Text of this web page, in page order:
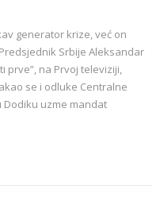
generator krize, već on
Srbije Aleksandar
prve”, na Prvoj televiziji,
se i odluke Centralne
Dodiku uzme mandat